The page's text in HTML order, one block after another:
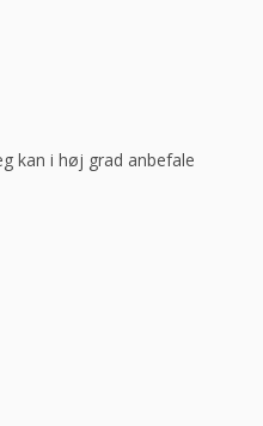
kan i høj grad anbefale